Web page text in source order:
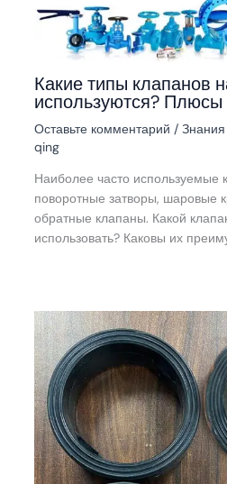
Какие типы клапанов
используются?
Оставьте комментарий /
qing
Наиболее часто используемые
поворотные затворы, шаровые
обратные клапаны. Какой
использовать? Каковы их